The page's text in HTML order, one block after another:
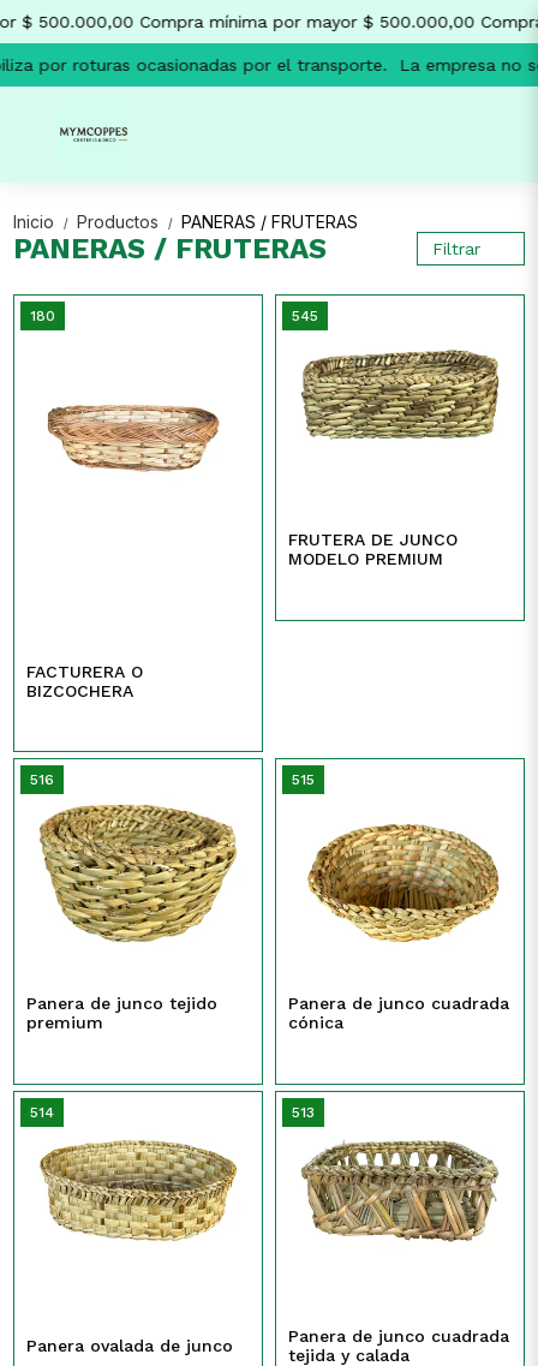
$ 500.000,00 Compra mínima por mayor $ 500.000,00 Compra
por roturas ocasionadas por el transporte. La empresa no se
Inicio / Productos / PANERAS / FRUTERAS
PANERAS / FRUTERAS Filtrar
180
FACTURERA O
BIZCOCHERA
545
FRUTERA DE JUNCO
MODELO PREMIUM
516
Panera de junco tejido
premium
515
Panera de junco cuadrada
cónica
514
Panera ovalada de junco
513
Panera de junco cuadrada
tejida y calada